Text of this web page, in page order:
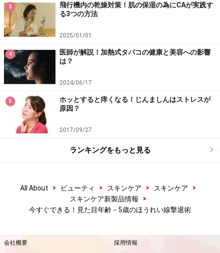
3
飛行機内の乾燥対策！肌の保湿の為にCAが実践す
る3つの方法
2025/01/01
4
医師が解説！加熱式タバコの健康と美容への影響
は？
2024/06/17
5
ホッとすると痒くなる！じんましんはストレスが
原因？
2017/09/27
ランキングをもっと見る
All About > ビューティ > スキンケア > スキンケア
>
スキンケア新製品情報
>
今すぐできる！見た目年齢－5歳のほうれい線撃退術
会社概要 採用情報